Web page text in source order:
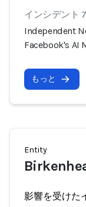
インシデント
Independent
Facebook's AI
もっと
Entity
影響を受けた